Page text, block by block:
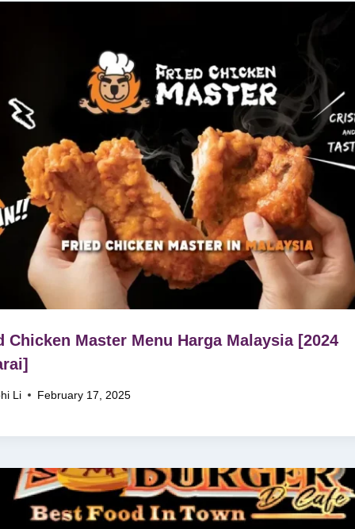
Chicken Master Menu Harga Malaysia [2024
Li February 17, 2025